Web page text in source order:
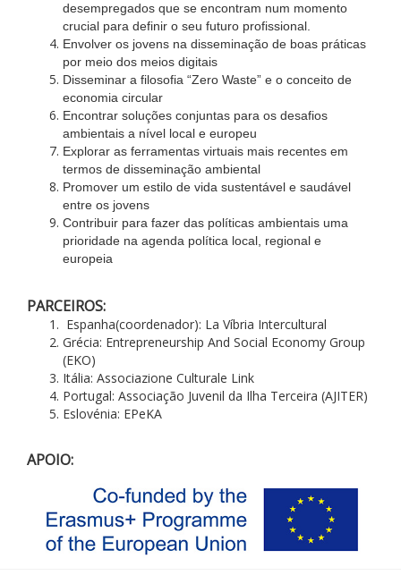
desempregados que se encontram num momento
crucial para definir o seu futuro profissional.
Envolver os jovens na disseminação de boas práticas
por meio dos meios digitais
Disseminar a filosofia “Zero Waste” e o conceito de
economia circular
Encontrar soluções conjuntas para os desafios
ambientais a nível local e europeu
Explorar as ferramentas virtuais mais recentes em
termos de disseminação ambiental
Promover um estilo de vida sustentável e saudável
entre os jovens
Contribuir para fazer das políticas ambientais uma
prioridade na agenda política local, regional e
europeia
PARCEIROS:
Espanha(coordenador): La Víbria Intercultural
Grécia: Entrepreneurship And Social Economy Group
(EKO)
Itália: Associazione Culturale Link
Portugal: Associação Juvenil da Ilha Terceira (AJITER)
Eslovénia: EPeKA
APOIO: